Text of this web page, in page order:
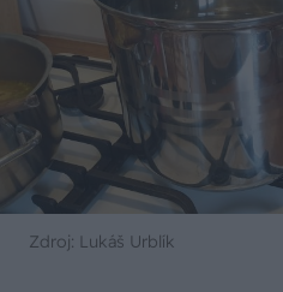
Zdroj: Lukáš Urblík